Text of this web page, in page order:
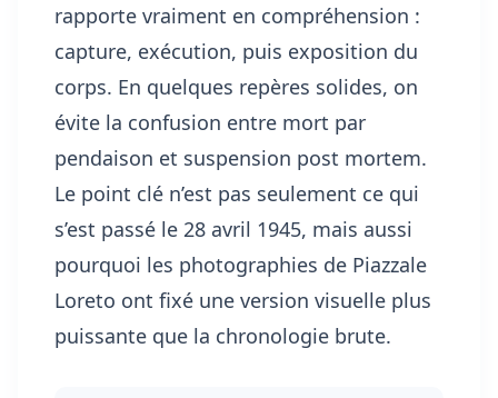
rapporte vraiment en compréhension :
capture, exécution, puis exposition du
corps. En quelques repères solides, on
évite la confusion entre mort par
pendaison et suspension post mortem.
Le point clé n’est pas seulement ce qui
s’est passé le 28 avril 1945, mais aussi
pourquoi les photographies de Piazzale
Loreto ont fixé une version visuelle plus
puissante que la chronologie brute.